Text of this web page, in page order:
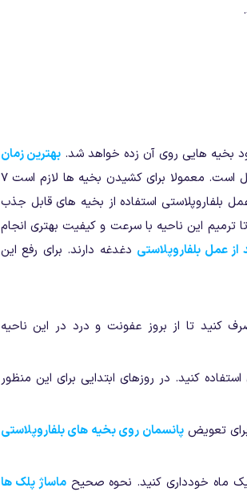
بخیه هایی روی آن زده خواهد شد.بهترین زمان
بین 1 تا 2 هفته بعد از عمل است. معمولا برای کشیدن بخیه ها لازم است 7
بلفاروپلاستی استفاده از بخیه های قابل جذب
ترمیم این ناحیه با سرعت و کیفیت بهتری انجام
عمل بلفاروپلاستی دغدغه دارند. برای رفع این
کنید تا از بروز عفونت و درد در این ناحیه
کنید. در روزهای ابتدایی برای این منظور
تعویضپانسمان روی بخیه های بلفاروپلاستی
ماه خودداری کنید. نحوه صحیحماساژ پلک ها